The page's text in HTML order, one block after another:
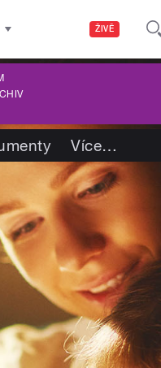
ŽIVĚ
Více…